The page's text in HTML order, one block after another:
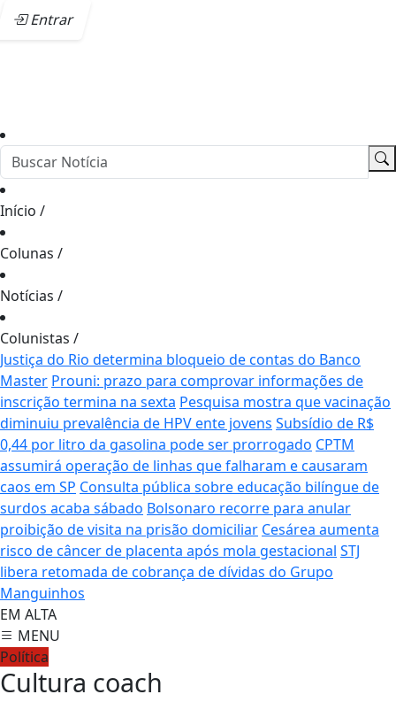
Entrar
Início /
Colunas /
Notícias /
Colunistas /
Justiça do Rio determina bloqueio de contas do Banco
Master Prouni: prazo para comprovar informações de
inscrição termina na sexta Pesquisa mostra que vacinação
diminuiu prevalência de HPV ente jovens Subsídio de R$
0,44 por litro da gasolina pode ser prorrogado CPTM
assumirá operação de linhas que falharam e causaram
caos em SP Consulta pública sobre educação bilíngue de
surdos acaba sábado Bolsonaro recorre para anular
proibição de visita na prisão domiciliar Cesárea aumenta
risco de câncer de placenta após mola gestacional STJ
libera retomada de cobrança de dívidas do Grupo
Manguinhos
EM ALTA
MENU
Política
Cultura coach